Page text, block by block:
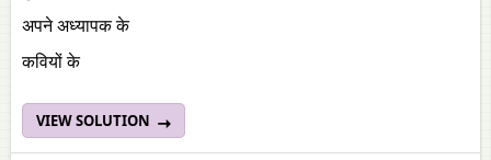
अपने अध्यापक के
कवियों के
VIEW SOLUTION